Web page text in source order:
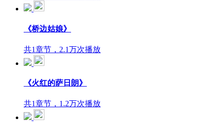
《桥边姑娘》
共1章节，2.1万次播放
《火红的萨日朗》
共1章节，1.2万次播放